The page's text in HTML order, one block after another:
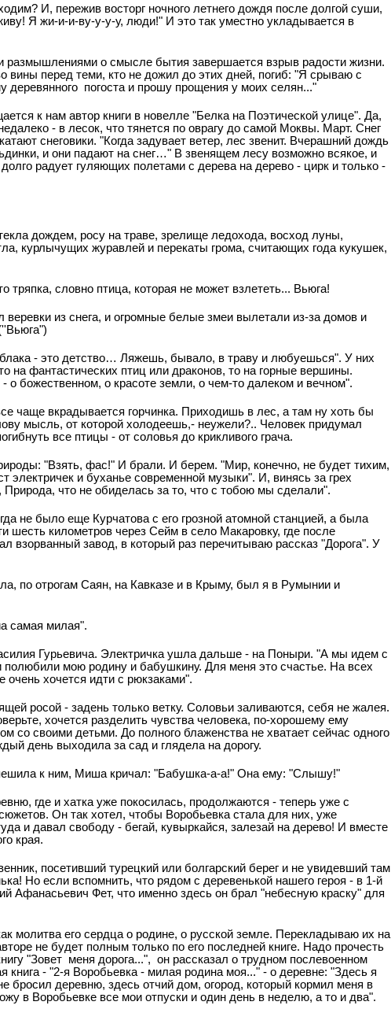
И, пережив восторг ночного летнего дождя после долгой суши,
Я жи-и-и-ву-у-у-у, люди!" И это так уместно укладывается в
размышлениями о смысле бытия завершается взрыв радости жизни.
вины перед теми, кто не дожил до этих дней, погиб: "Я срываю с
деревянного погоста и прошу прощения у моих селян..."
к нам автор книги в новелле "Белка на Поэтической улице". Да,
- в лесок, что тянется по оврагу до самой Моквы. Март. Снег
снеговики. "Когда задувает ветер, лес звенит. Вчерашний дождь
и они падают на снег…" В звенящем лесу возможно всякое, и
радует гуляющих полетами с дерева на дерево - цирк и только -
дождем, росу на траве, зрелище ледохода, восход луны,
курлычущих журавлей и перекаты грома, считающих года кукушек,
тряпка, словно птица, которая не может взлететь... Вьюга!
из снега, и огромные белые змеи вылетали из-за домов и
- это детство… Ляжешь, бывало, в траву и любуешься". У них
на фантастических птиц или драконов, то на горные вершины.
божественном, о красоте земли, о чем-то далеком и вечном".
чаще вкрадывается горчинка. Приходишь в лес, а там ну хоть бы
мысль, от которой холодеешь,- неужели?.. Человек придумал
все птицы - от соловья до крикливого грача.
"Взять, фас!" И брали. И берем. "Мир, конечно, не будет тихим,
электричек и буханье современной музыки". И, винясь за грех
что не обиделась за то, что с тобою мы сделали".
не было еще Курчатова с его грозной атомной станцией, а была
шесть километров через Сейм в село Макаровку, где после
взорванный завод, в который раз перечитываю рассказ "Дорога". У
по отрогам Саян, на Кавказе и в Крыму, был я в Румынии и
самая милая".
Гурьевича. Электричка ушла дальше - на Поныри. "А мы идем с
мою родину и бабушкину. Для меня это счастье. На всех
очень хочется идти с рюкзаками".
росой - задень только ветку. Соловьи заливаются, себя не жалея.
хочется разделить чувства человека, по-хорошему ему
со своими детьми. До полного блаженства не хватает сейчас одного
день выходила за сад и глядела на дорогу.
к ним, Миша кричал: "Бабушка-а-а!" Она ему: "Слышу!"
где и хатка уже покосилась, продолжаются - теперь уже с
Он так хотел, чтобы Воробьевка стала для них, уже
и давал свободу - бегай, кувыркайся, залезай на дерево! И вместе
края.
посетивший турецкий или болгарский берег и не увидевший там
Но если вспомнить, что рядом с деревенькой нашего героя - в 1-й
Афанасьевич Фет, что именно здесь он брал "небесную краску" для
молитва его сердца о родине, о русской земле. Перекладываю их на
не будет полным только по его последней книге. Надо прочесть
"Зовет меня дорога...", он рассказал о трудном послевоенном
- "2-я Воробьевка - милая родина моя..." - о деревне: "Здесь я
бросил деревню, здесь отчий дом, огород, который кормил меня в
в Воробьевке все мои отпуски и один день в неделю, а то и два".